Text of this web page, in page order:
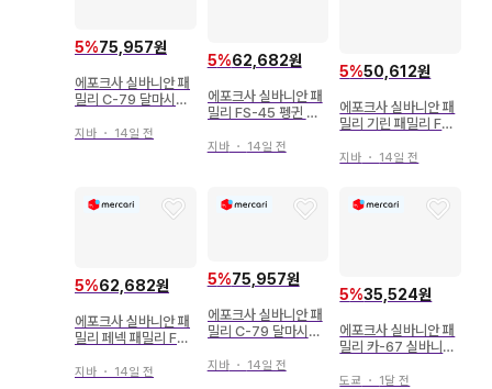
5%75,957원
에포크사 실바니안 패
밀리 C-79 달마시안
지바 ・ 14일 전
5%62,682원
에포크사 실바니안 패
밀리 FS-45 펭귄 패
지바・ 14일 전
5%50,612원
에포크사 실바니안 패
밀리 기린 패밀리 FS-
지바 ・ 14일 전
5%62,682원
에포크사 실바니안 패
밀리 페넥 패밀리 FS-
지바 ・ 14일 전
5%75,957원
에포크사 실바니안 패
밀리 C-79 달마시안
지바・ 14일 전
5%35,524원
에포크사 실바니안 패
밀리 카-67 실바니아
도쿄 ・ 1달 전